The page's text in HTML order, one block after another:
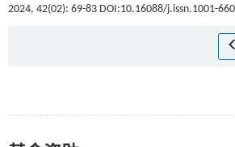
2024, 42(02): 69-83 DOI:10.16088/j.issn.1001-